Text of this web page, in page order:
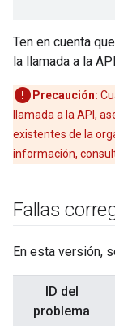
Ten en cuenta
la llamada a la
Precaución:
llamada a la API,
existentes de la
información,
Fallas
En esta versión,
ID del
problema